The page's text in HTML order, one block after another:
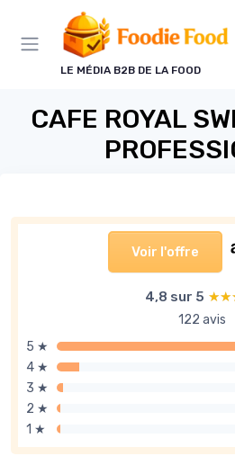
LE MÉDIA B2B DE LA FOOD
CAFE ROYAL
Voir l'offre
4,8 sur 5
122 avis
5 ★
4 ★
3 ★
2 ★
1 ★
Panneau de gestion des cookies